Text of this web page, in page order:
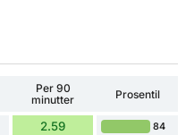
Per 90
minutter
Prosentil
2.59 84